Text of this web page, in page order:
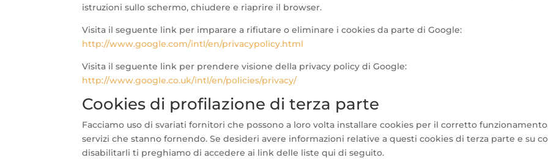
istruzioni sullo schermo, chiudere e riaprire il browser.
Visita il seguente link per imparare a rifiutare o eliminare i cookies da parte di Google:
http://www.google.com/intl/en/privacypolicy.html
Visita il seguente link per prendere visione della privacy policy di Google:
http://www.google.co.uk/intl/en/policies/privacy/
Cookies di profilazione di terza parte
Facciamo uso di svariati fornitori che possono a loro volta installare cookies per il corretto
servizi che stanno fornendo. Se desideri avere informazioni relative a questi cookies di terza parte e su
disabilitarli ti preghiamo di accedere ai link delle liste qui di seguito.